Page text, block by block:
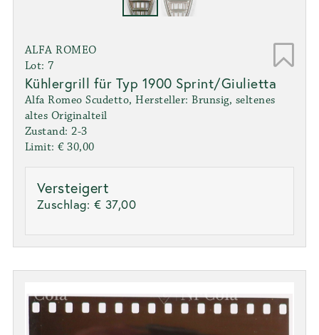
ALFA ROMEO
Lot: 7
Kühlergrill für Typ 1900 Sprint/Giulietta
Alfa Romeo Scudetto, Hersteller: Brunsig, seltenes
altes Originalteil
Zustand: 2-3
Limit: € 30,00
Versteigert
Zuschlag: € 37,00